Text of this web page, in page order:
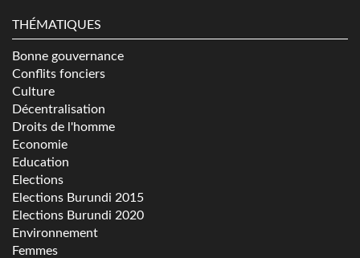
THÉMATIQUES
Bonne gouvernance
Conflits fonciers
Culture
Décentralisation
Droits de l'homme
Economie
Education
Elections
Elections Burundi 2015
Elections Burundi 2020
Environnement
Femmes